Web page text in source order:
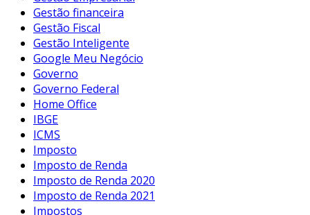
Gestão financeira
Gestão Fiscal
Gestão Inteligente
Google Meu Negócio
Governo
Governo Federal
Home Office
IBGE
ICMS
Imposto
Imposto de Renda
Imposto de Renda 2020
Imposto de Renda 2021
Impostos